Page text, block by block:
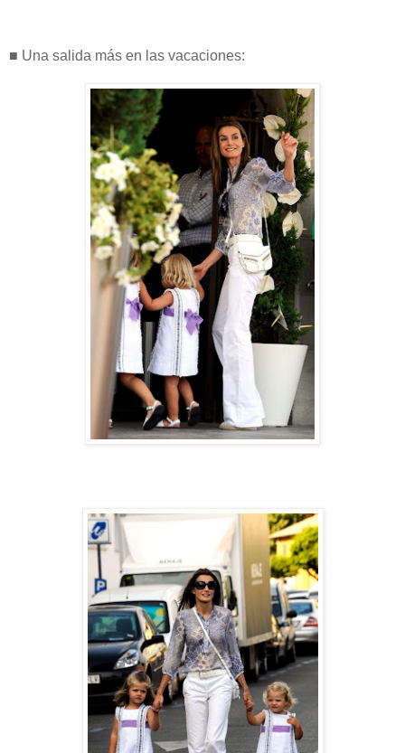
■ Una salida más en las vacaciones: